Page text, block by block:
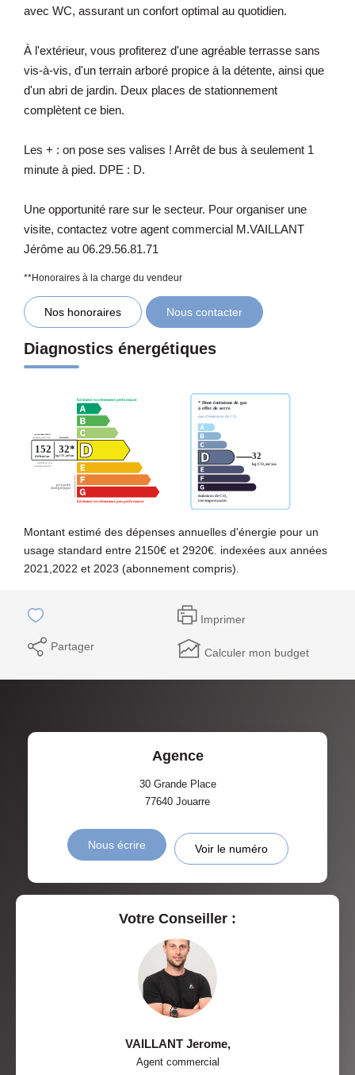
avec WC, assurant un confort optimal au quotidien.
À l'extérieur, vous profiterez d'une agréable terrasse sans
vis-à-vis, d'un terrain arboré propice à la détente, ainsi que
d'un abri de jardin. Deux places de stationnement
complètent ce bien.
Les + : on pose ses valises ! Arrêt de bus à seulement 1
minute à pied. DPE : D.
Une opportunité rare sur le secteur. Pour organiser une
visite, contactez votre agent commercial M.VAILLANT
Jérôme au 06.29.56.81.71
**Honoraires à la charge du vendeur
Nos honoraires Nous contacter
Diagnostics énergétiques
Montant estimé des dépenses annuelles d'énergie pour un
usage standard entre 2150€ et 2920€. indexées aux années
2021,2022 et 2023 (abonnement compris).
Imprimer
Partager Calculer mon budget
Agence
30 Grande Place
77640 Jouarre
Nous écrire Voir le numéro
Votre Conseiller :
VAILLANT Jerome,
Agent commercial